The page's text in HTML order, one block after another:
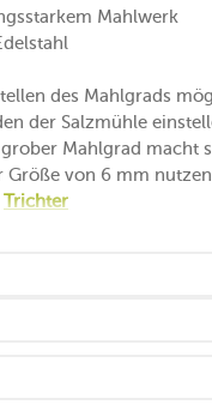
Mahlwerk
des Mahlgrads
der Salzmühle
Mahlgrad macht
Größe von 6 mm nutzen
Trichter